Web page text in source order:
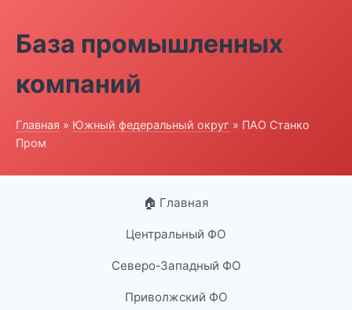
База промышленных
компаний
Главная » Южный федеральный округ » ПАО Станко
Пром
🏠 Главная
Центральный ФО
Северо-Западный ФО
Приволжский ФО